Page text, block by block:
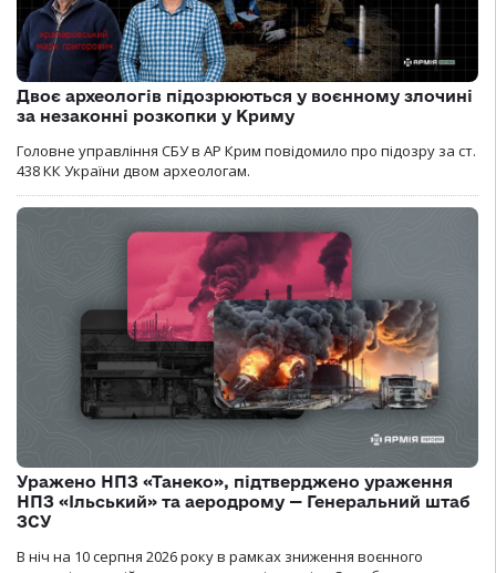
Двоє археологів підозрюються у воєнному злочині
за незаконні розкопки у Криму
Головне управління СБУ в АР Крим повідомило про підозру за ст.
438 КК України двом археологам.
Уражено НПЗ «Танеко», підтверджено ураження
НПЗ «Ільський» та аеродрому — Генеральний штаб
ЗСУ
В ніч на 10 серпня 2026 року в рамках зниження воєнного